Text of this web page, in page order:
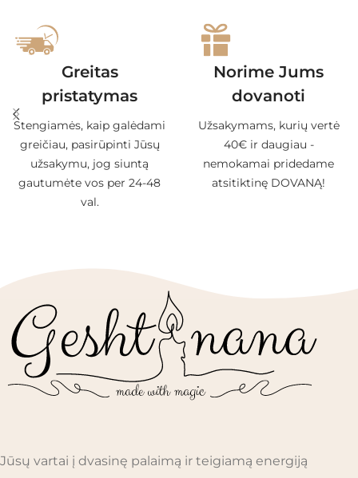
Greitas
pristatymas
Stengiamės, kaip galėdami
greičiau, pasirūpinti Jūsų
užsakymu, jog siuntą
gautumėte vos per 24-48
val.
Norime Jums
dovanoti
Užsakymams, kurių vertė
40€ ir daugiau -
nemokamai pridedame
atsitiktinę DOVANĄ!
Jūsų vartai į dvasinę palaimą ir teigiamą energiją